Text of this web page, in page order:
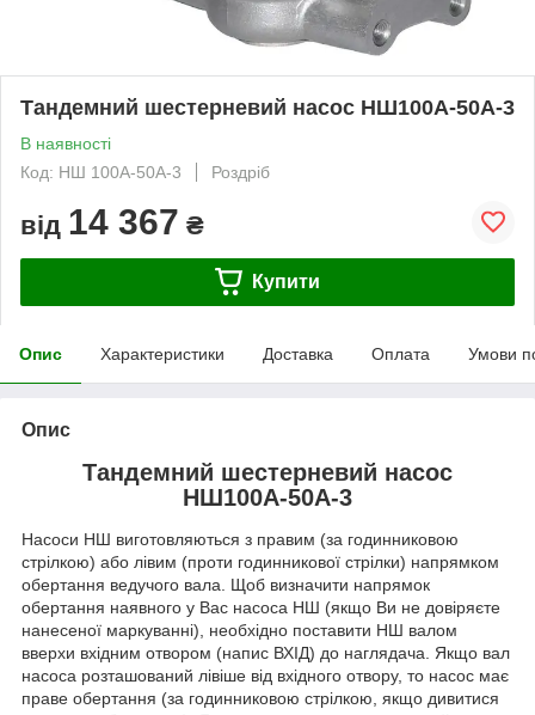
Тандемний шестерневий насос НШ100А-50А-3
В наявності
Код: НШ 100А-50А-3
Роздріб
від 14 367 ₴
Купити
Опис Характеристики Доставка Оплата Умови
Опис
Тандемний шестерневий насос
НШ100А-50А-3
Насоси НШ виготовляються з правим (за годинниковою
стрілкою) або лівим (проти годинникової стрілки) напрямком
обертання ведучого вала. Щоб визначити напрямок
обертання наявного у Вас насоса НШ (якщо Ви не довіряєте
нанесеної маркуванні), необхідно поставити НШ валом
вверхи вхідним отвором (напис ВХІД) до наглядача. Якщо вал
насоса розташований лівіше від вхідного отвору, то насос має
праве обертання (за годинниковою стрілкою, якщо дивитися